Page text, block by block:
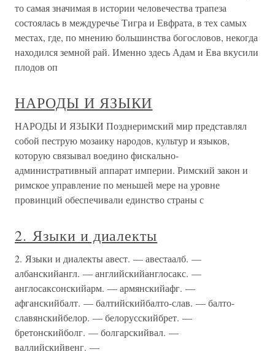
то самая значимая в истории человечества трапеза
состоялась в междуречье Тигра и Евфрата, в тех самых
местах, где, по мнению большинства богословов, некогда
находился земной рай. Именно здесь Адам и Ева вкусили
плодов оп
НАРОДЫ И ЯЗЫКИ
НАРОДЫ И ЯЗЫКИ Позднеримский мир представлял
собой пеструю мозаику народов, культур и языков,
которую связывал воедино фискально-
административный аппарат империи. Римский закон и
римское управление по меньшей мере на уровне
провинций обеспечивали единство страны с
2. Языки и диалекты
2. Языки и диалекты авест. — авестаалб. —
албанскийангл. — английскийанглосакс. —
англосаксонскийарм. — армянскийафг. —
афганскийбалт. — балтийскийбалто-слав. — балто-
славянскийбелор. — белорусскийбрет. —
бретонскийболг. — болгарскийвал. —
валлийскийвенг. —